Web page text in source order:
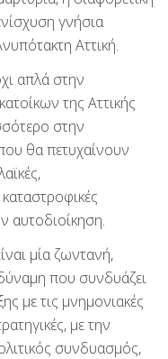
γνήσια
Αττική.
απλά στην
της Αττικής
στην
θα πετυχαίνουν
αυτοδιοίκηση.
μία ζωντανή,
δύναμη που συνδυάζει
με τις μνημονιακές
με την
συνδυασμός,